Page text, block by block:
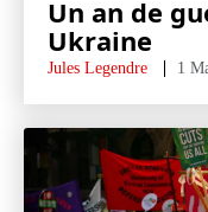
Un an de
Ukraine
Jules Legendre 1